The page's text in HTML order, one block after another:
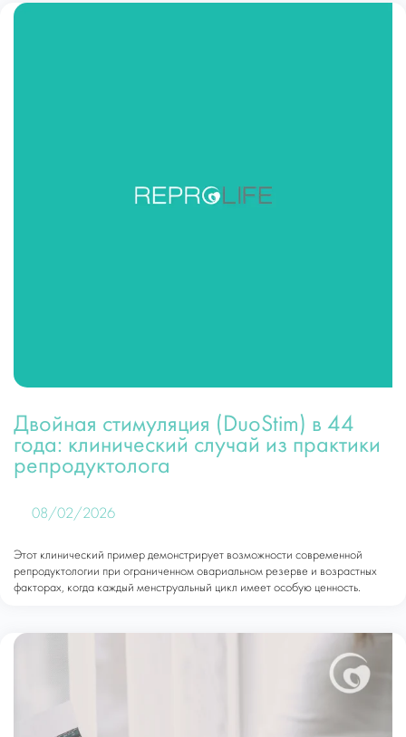
Двойная стимуляция (DuoStim) в 44
года: клинический случай из практики
репродуктолога
08/02/2026
Этот клинический пример демонстрирует возможности современной
репродуктологии при ограниченном овариальном резерве и возрастных
факторах, когда каждый менструальный цикл имеет особую ценность.